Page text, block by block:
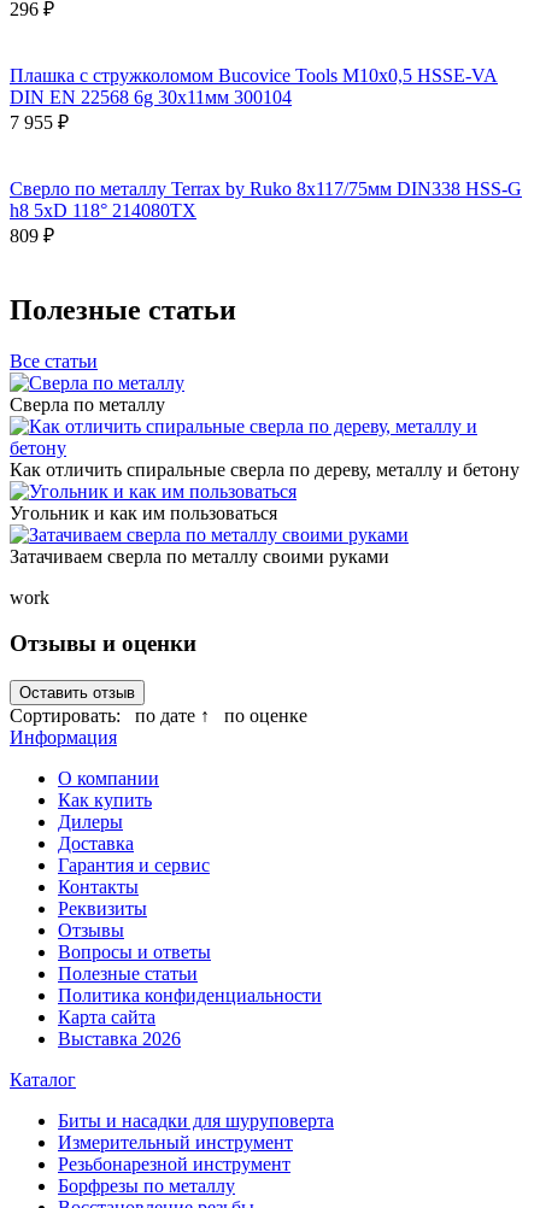
296 ₽
Плашка с стружколомом Bucovice Tools М10х0,5 HSSE-VA
DIN EN 22568 6g 30х11мм 300104
7 955 ₽
Сверло по металлу Terrax by Ruko 8x117/75мм DIN338 HSS-G
h8 5xD 118° 214080TX
809 ₽
Полезные статьи
Все статьи
Сверла по металлу
Как отличить спиральные сверла по дереву, металлу и бетону
Угольник и как им пользоваться
Затачиваем сверла по металлу своими руками
work
Отзывы и оценки
Оставить отзыв
Сортировать: по дате ↑
по оценке
Информация
О компании
Как купить
Дилеры
Доставка
Гарантия и сервис
Контакты
Реквизиты
Отзывы
Вопросы и ответы
Полезные статьи
Политика конфиденциальности
Карта сайта
Выставка 2026
Каталог
Биты и насадки для шуруповерта
Измерительный инструмент
Резьбонарезной инструмент
Борфрезы по металлу